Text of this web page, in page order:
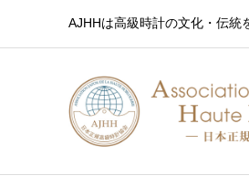
AJHHは高級時計の文化・伝統